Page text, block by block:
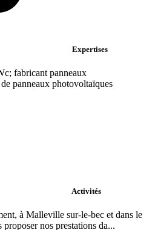
Expertises
fabricant panneaux
panneaux photovoltaïques
Activités
à Malleville sur-le-bec et dans le
nos prestations da...